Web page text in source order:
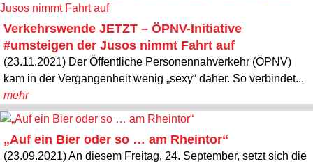
Verkehrswende JETZT – ÖPNV-Initiative
#umsteigen der Jusos nimmt Fahrt auf
(23.11.2021) Der Öffentliche Personennahverkehr (ÖPNV)
kam in der Vergangenheit wenig „sexy“ daher. So verbindet...
mehr
„Auf ein Bier oder so … am Rheintor“
(23.09.2021) An diesem Freitag, 24. September, setzt sich die